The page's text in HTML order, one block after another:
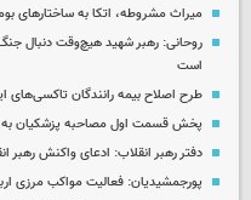
میراث مشروطه، اتکا به ساختارهای
روحانی: رهبر شهید هیچ‌وقت دنبال
است
طرح اصلاح بیمه رانندگان تاکسی‌های
پخش قسمت اول مصاحبه پزشکیان
دفتر رهبر انقلاب: ادعای واکنش
پورجمشیدیان: فعالیت مواکب مرزی